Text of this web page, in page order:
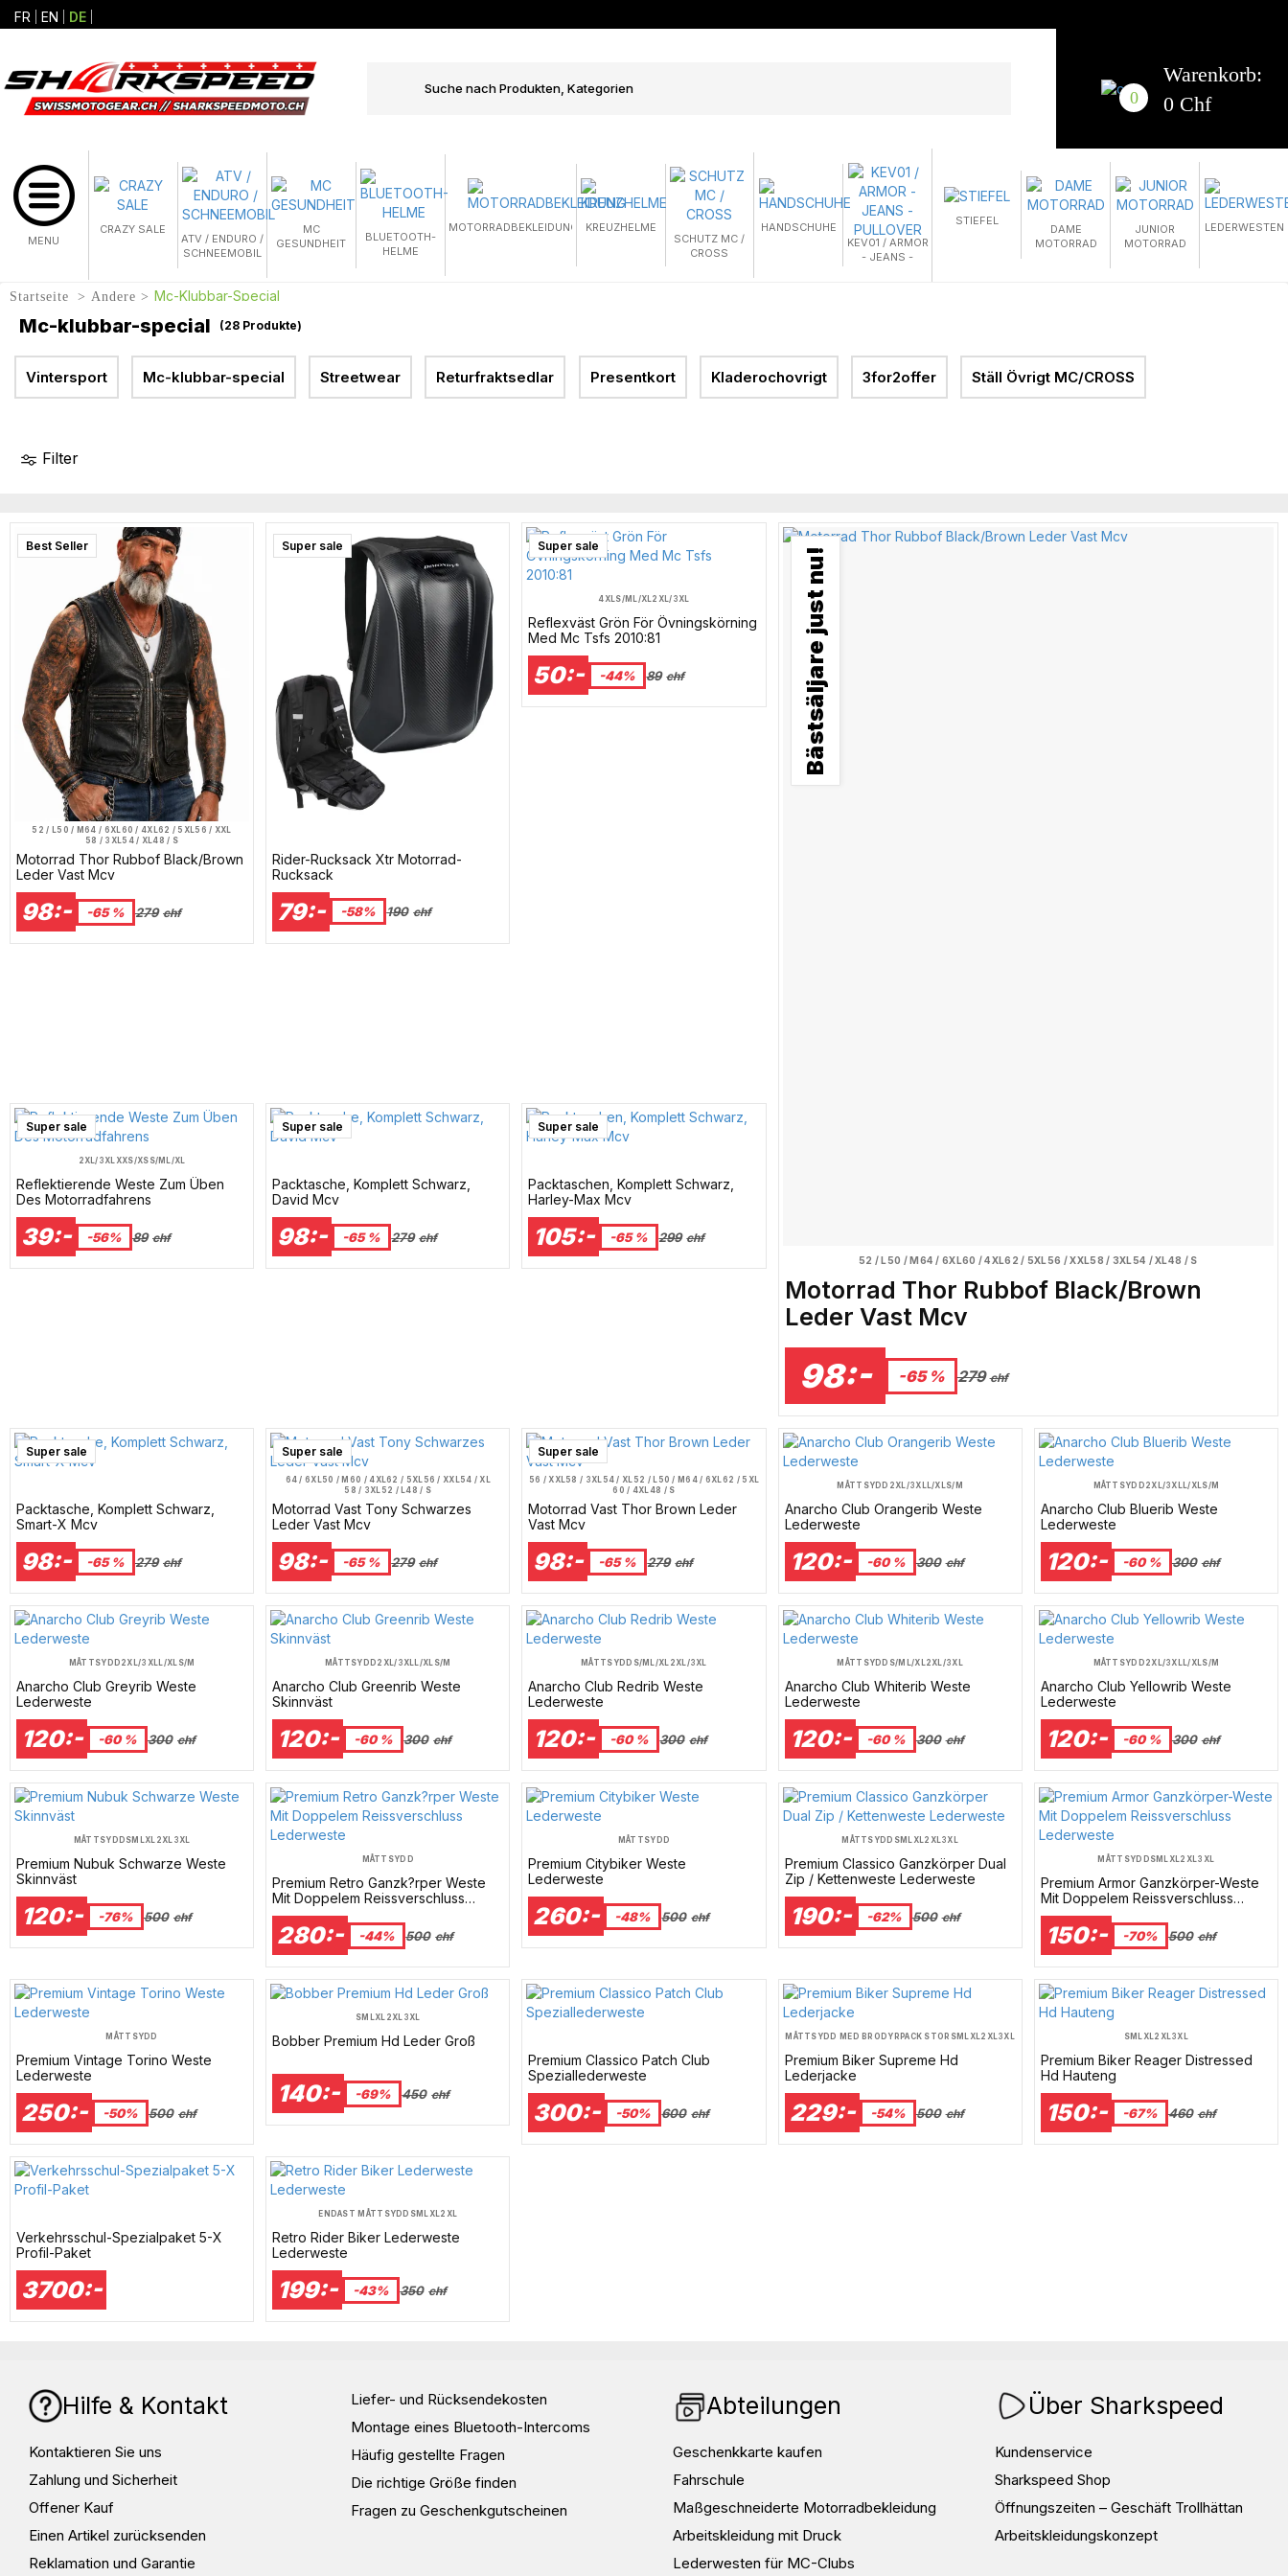
FR EN DE
0
Warenkorb:
0 Chf
MENU
CRAZY SALE
ATV / ENDURO /
SCHNEEMOBIL
MC
GESUNDHEIT
BLUETOOTH-
HELME
MOTORRADBEKLEIDUNG
KREUZHELME
SCHUTZ MC /
CROSS
HANDSCHUHE
KEV01 / ARMOR
- JEANS -
STIEFEL
DAME
MOTORRAD
JUNIOR
MOTORRAD
LEDERWESTEN
Startseite Andere Mc-Klubbar-Special
Mc-klubbar-special (28 Produkte)
Vintersport Mc-klubbar-special Streetwear Returfraktsedlar Presentkort Kladerochovrigt 3for2offer Ställ Övrigt MC/CROSS
Filter
Best Seller
52 / L50 / M 64 / 6XL 60 / 4XL62 / 5XL56 / XXL
58 / 3XL54 / XL48 / S
Motorrad Thor Rubbof Black/Brown
Leder Vast Mcv
98:- -65 % 279 chf
Super sale
Rider-Rucksack Xtr Motorrad-
Rucksack
79:- -58% 190 chf
Super sale
4XL S/M L/XL 2XL/3XL
Reflexväst Grön För Övningskörning
Med Mc Tsfs 2010:81
50:- -44% 89 chf
Super sale
2XL/3XL XXS/XS S/M L/XL
Reflektierende Weste Zum Üben
Des Motorradfahrens
39:- -56% 89 chf
Super sale
Packtasche, Komplett Schwarz,
David Mcv
98:- -65 % 279 chf
Bästsäljare just nu!
52 / L 50 / M 64 / 6XL60 / 4XL62 / 5XL 56 / XXL58 / 3XL 54 / XL48 / S
Motorrad Thor Rubbof Black/Brown
Leder Vast Mcv
98:- -65 % 279 chf
Super sale
Packtaschen, Komplett Schwarz,
Harley-Max Mcv
105:- -65 % 299 chf
Super sale
Packtasche, Komplett Schwarz,
Smart-X Mcv
98:- -65 % 279 chf
Super sale
64 / 6XL50 / M 60 / 4XL62 / 5XL 56 / XXL54 / XL
58 / 3XL 52 / L48 / S
Motorrad Vast Tony Schwarzes
Leder Vast Mcv
98:- -65 % 279 chf
Super sale
56 / XXL58 / 3XL 54 / XL 52 / L 50 / M 64 / 6XL 62 / 5XL
60 / 4XL48 / S
Motorrad Vast Thor Brown Leder
Vast Mcv
98:- -65 % 279 chf
MÅTTSYDD 2XL/3XL L/XL S/M
Anarcho Club Orangerib Weste
Lederweste
120:- -60 % 300 chf
MÅTTSYDD 2XL/3XL L/XL S/M
Anarcho Club Bluerib Weste
Lederweste
120:- -60 % 300 chf
MÅTTSYDD 2XL/3XL L/XL S/M
Anarcho Club Greyrib Weste
Lederweste
120:- -60 % 300 chf
MÅTTSYDD 2XL/3XL L/XL S/M
Anarcho Club Greenrib Weste
Skinnväst
120:- -60 % 300 chf
MÅTTSYDD S/M L/XL 2XL/3XL
Anarcho Club Redrib Weste
Lederweste
120:- -60 % 300 chf
MÅTTSYDD S/M L/XL 2XL/3XL
Anarcho Club Whiterib Weste
Lederweste
120:- -60 % 300 chf
MÅTTSYDD 2XL/3XL L/XL S/M
Anarcho Club Yellowrib Weste
Lederweste
120:- -60 % 300 chf
MÅTTSYDD S M XL 2XL 3XL
Premium Nubuk Schwarze Weste
Skinnväst
120:- -76% 500 chf
MÅTTSYDD
Premium Retro Ganzk?rper Weste
Mit Doppelem Reissverschluss
Lederweste
280:- -44% 500 chf
MÅTTSYDD
Premium Citybiker Weste
Lederweste
260:- -48% 500 chf
MÅTTSYDD SM XL 2XL 3XL
Premium Classico Ganzkörper Dual
Zip / Kettenweste Lederweste
190:- -62% 500 chf
MÅTTSYDD S M XL 2XL 3XL
Premium Armor Ganzkörper-Weste
Mit Doppelem Reissverschluss
Lederweste
150:- -70% 500 chf
MÅTTSYDD
Premium Vintage Torino Weste
Lederweste
250:- -50% 500 chf
S M XL 2XL 3XL
Bobber Premium Hd Leder Groß
140:- -69% 450 chf
Premium Classico Patch Club
Speziallederweste
300:- -50% 600 chf
MÅTTSYDD MED BRODYRPACK STOR SM XL 2XL 3XL
Premium Biker Supreme Hd
Lederjacke
229:- -54% 500 chf
SM XL 2XL 3XL
Premium Biker Reager Distressed
Hd Hauteng
150:- -67% 460 chf
Verkehrsschul-Spezialpaket 5-X
Profil-Paket
3700:-
ENDAST MÅTTSYDD S M XL 2XL
Retro Rider Biker Lederweste
Lederweste
199:- -43% 350 chf
Hilfe & Kontakt
Kontaktieren Sie uns
Zahlung und Sicherheit
Offener Kauf
Einen Artikel zurücksenden
Reklamation und Garantie
Liefer- und Rücksendekosten
Montage eines Bluetooth-Intercoms
Häufig gestellte Fragen
Die richtige Größe finden
Fragen zu Geschenkgutscheinen
Abteilungen
Geschenkkarte kaufen
Fahrschule
Maßgeschneiderte Motorradbekleidung
Arbeitskleidung mit Druck
Lederwesten für MC-Clubs
Über Sharkspeed
Kundenservice
Sharkspeed Shop
Öffnungszeiten – Geschäft Trollhättan
Arbeitskleidungskonzept